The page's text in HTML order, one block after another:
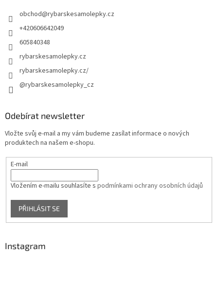
obchod@rybarskesamolepky.cz
+420606642049
605840348
rybarskesamolepky.cz
rybarskesamolepky.cz/
@rybarskesamolepky_cz
Odebírat newsletter
Vložte svůj e-mail a my vám budeme zasílat informace o nových
produktech na našem e-shopu.
E-mail
Vložením e-mailu souhlasíte s podmínkami ochrany osobních údajů
PŘIHLÁSIT SE
Instagram